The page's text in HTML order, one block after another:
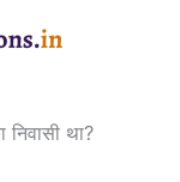
निवासी था?